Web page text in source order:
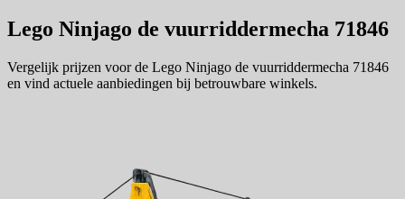
Lego Ninjago de vuurriddermecha 71846
Vergelijk prijzen voor de Lego Ninjago de vuurriddermecha 71846
en vind actuele aanbiedingen bij betrouwbare winkels.